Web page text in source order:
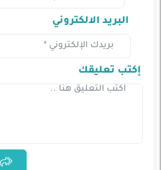
البريد الالكتروني
إكتب تعليقك